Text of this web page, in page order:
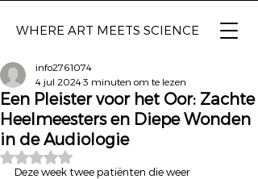
WHERE ART MEETS SCIENCE
Een Pleister voor het Oor: Zachte
Heelmeesters en Diepe Wonden
in de Audiologie
info2761074
4 jul 20243 minuten om te lezen
Beoordeeld met NaN uit 5 sterren.
Deze week twee patiënten die weer